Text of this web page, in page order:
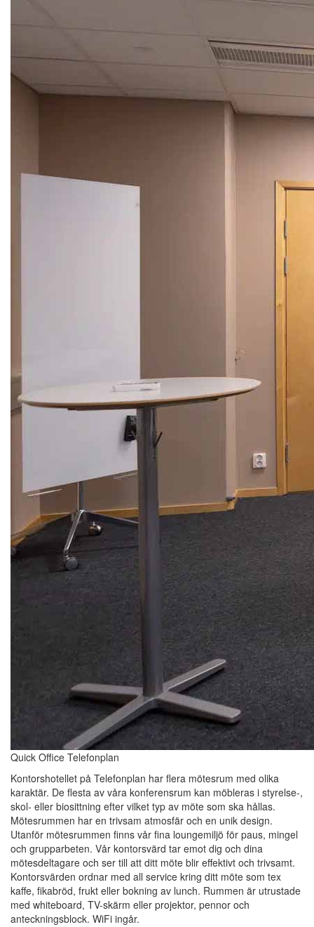
Quick Office Telefonplan
Kontorshotellet på Telefonplan har flera mötesrum med olika
karaktär. De flesta av våra konferensrum kan möbleras i styrelse-,
skol- eller biosittning efter vilket typ av möte som ska hållas.
Mötesrummen har en trivsam atmosfär och en unik design.
Utanför mötesrummen finns vår fina loungemiljö för paus, mingel
och grupparbeten. Vår kontorsvärd tar emot dig och dina
mötesdeltagare och ser till att ditt möte blir effektivt och trivsamt.
Kontorsvärden ordnar med all service kring ditt möte som tex
kaffe, fikabröd, frukt eller bokning av lunch. Rummen är utrustade
med whiteboard, TV-skärm eller projektor, pennor och
anteckningsblock. WiFi ingår.